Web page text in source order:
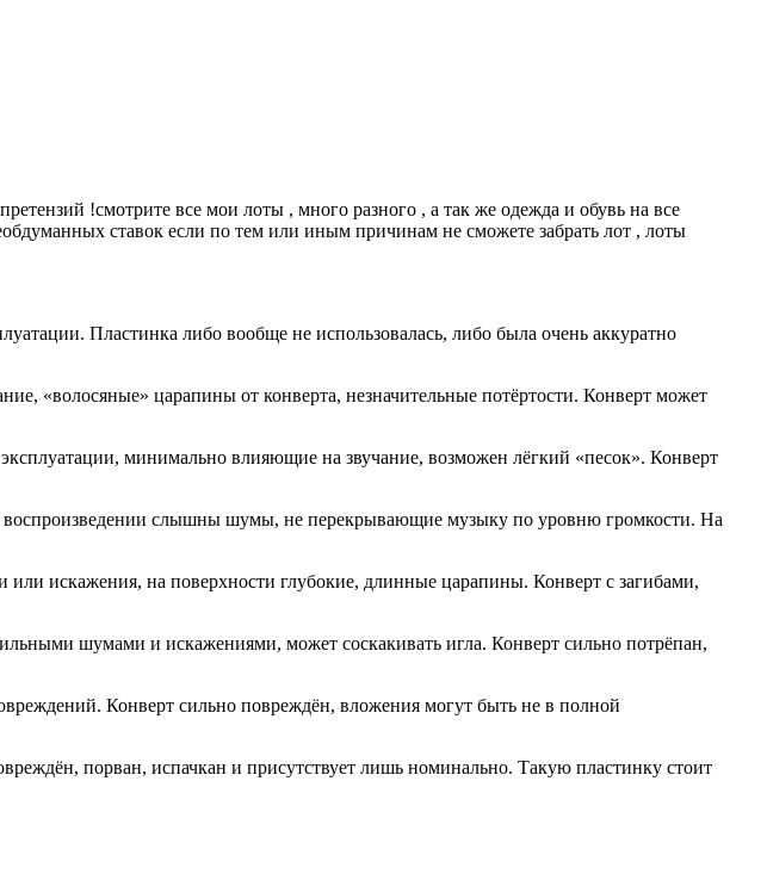
!смотрите все мои лоты , много разного , а так же одежда и обувь на все
ставок если по тем или иным причинам не сможете забрать лот , лоты
Пластинка либо вообще не использовалась, либо была очень аккуратно
«волосяные» царапины от конверта, незначительные потёртости. Конверт может
минимально влияющие на звучание, возможен лёгкий «песок». Конверт
слышны шумы, не перекрывающие музыку по уровню громкости. На
искажения, на поверхности глубокие, длинные царапины. Конверт с загибами,
шумами и искажениями, может соскакивать игла. Конверт сильно потрёпан,
Конверт сильно повреждён, вложения могут быть не в полной
порван, испачкан и присутствует лишь номинально. Такую пластинку стоит